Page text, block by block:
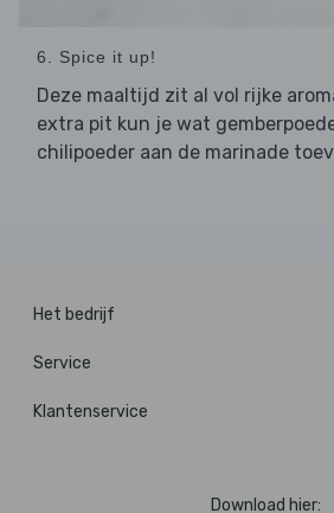
6. Spice it up!
Deze maaltijd zit al vol rijke
extra pit kun je wat
chilipoeder aan de marinade
Het bedrijf
Service
Klantenservice
Download hier: